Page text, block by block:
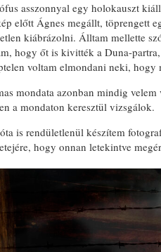
asszonnyal egy holokauszt
előtt Ágnes megállt, töprengett
kiábrázolni. Álltam mellette
hogy őt is kivitték a Duna-
voltam elmondani neki, hogy
mondata azonban mindig
a mondaton keresztül vizsgálok.
is rendületlenül készítem
hogy onnan letekintve